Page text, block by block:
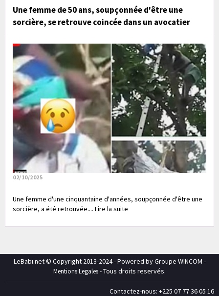
Une femme de 50 ans, soupçonnée d'être une
sorcière, se retrouve coincée dans un avocatier
02/10/2025
Une femme d'une cinquantaine d'années, soupçonnée d'être une
sorcière, a été retrouvée.... Lire la suite
LeBabi.net © Copyright 2013-2024 - Powered by Groupe WINCOM -
Mentions Legales- Tous droits reservés.
Contactez-nous: +225 07 77 36 05 16